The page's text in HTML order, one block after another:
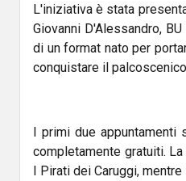
L'iniziativa è stata
Giovanni D'Alessandro,
di un format nato per
conquistare il
I primi due appuntamenti
completamente gratuiti.
I Pirati dei Caruggi,